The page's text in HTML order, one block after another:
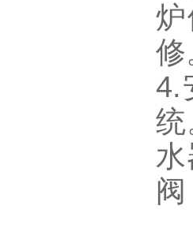
修
4.